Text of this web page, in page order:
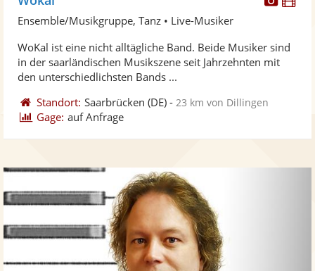
Fotos
Ensemble/Musikgruppe, Tanz • Live-Musiker
WoKal ist eine nicht alltägliche Band. Beide Musiker sind
in der saarländischen Musikszene seit Jahrzehnten mit
den unterschiedlichsten Bands ...
Standort: Saarbrücken (DE) - 23 km von Dillingen
Gage: auf Anfrage